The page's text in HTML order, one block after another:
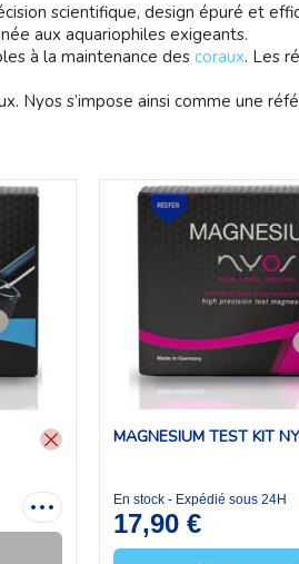
scientifique, design épuré et
aux aquariophiles exigeants.
à la maintenance des coraux. Les
Nyos s’impose ainsi comme une
MAGNESIUM TEST KIT
En stock - Expédié sous 24H
17,90 €